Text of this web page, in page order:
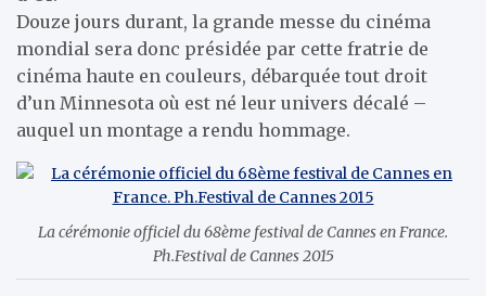
Douze jours durant, la grande messe du cinéma
mondial sera donc présidée par cette fratrie de
cinéma haute en couleurs, débarquée tout droit
d’un Minnesota où est né leur univers décalé –
auquel un montage a rendu hommage.
La cérémonie officiel du 68ème festival de Cannes en France.
Ph.Festival de Cannes 2015